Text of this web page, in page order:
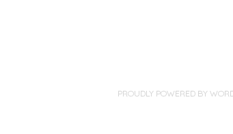
PROUDLY POWERED BY